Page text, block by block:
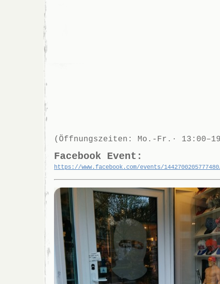
(Öffnungszeiten: Mo.-Fr.·
Facebook Event:
https://www.facebook.com/events/